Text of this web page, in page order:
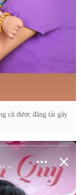
cũ được đăng tải gây